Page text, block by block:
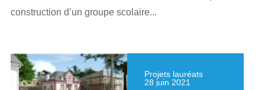
construction d’un groupe scolaire...
Projets lauréats
28 juin 2021